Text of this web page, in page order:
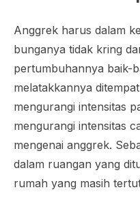
Anggrek harus dalam
bunganya tidak kring
pertumbuhannya baik-
melatakkannya
mengurangi intensitas
mengurangi intensitas
mengenai anggrek.
dalam ruangan yang
rumah yang masih